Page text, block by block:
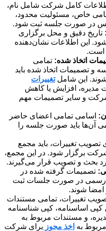
اطلاعات کامل شرکت شامل نام،
خاص، مسئولیت محدود،
در صورت جلسه ثبت شود.
تاریخ دقیق و محل برگزاری
این اطلاعات نشان‌دهنده
است.
اتخاذ شده: تمامی
تصمیمات اتخاذ شده باید
این شاملتغییرات
مدیره، افزایش یا کاهش
شرکت و سایر تصمیمات مهم
اسامی تمامی اعضای حاضر
آن‌ها باید صورت جلسه را
تصویب تغییرات، باید مجمع
برگزار شود. در این مجمع،
بحث و تصویب قرار می‌گیرند.
تصمیمات گرفته شده در
رسمی در صورت جلسات ثبت
شوند.
تغییرات، تمامی مستندات
کپی اساسنامه، کپی شناسنامه
و مستندات مربوط به
به اخذ مجوز برای شرکت